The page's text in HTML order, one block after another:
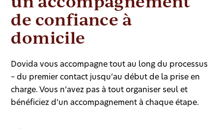
de confiance à
domicile
Dovida vous accompagne tout au long du processus
– du premier contact jusqu’au début de la prise en
charge. Vous n’avez pas à tout organiser seul et
bénéficiez d’un accompagnement à chaque étape.